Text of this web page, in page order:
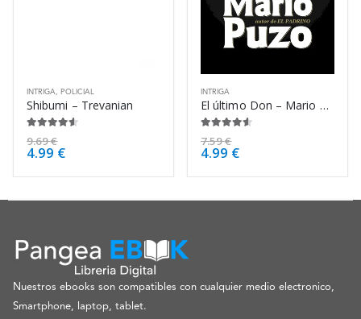
INTRIGA POLICIAL
Shibumi – Trevanian
9.69€
4.99 €
INTRIGA
El último Don – Mario Puzo
7.59€
4.99 €
Nuestros ebooks son compatibles con cualquier medio electronico,
Smartphone, laptop, tablet.